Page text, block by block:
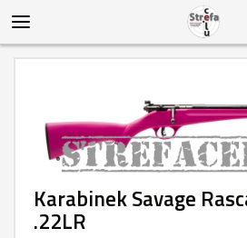
Karabinek Savage
.22LR